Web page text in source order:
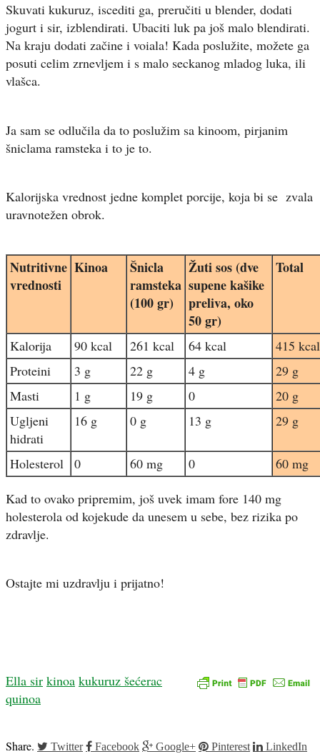
Skuvati kukuruz, iscediti ga, preručiti u blender, dodati
jogurt i sir, izblendirati. Ubaciti luk pa još malo blendirati.
Na kraju dodati začine i voiala! Kada poslužite, možete ga
posuti celim zrnevljem i s malo seckanog mladog luka, ili
vlašca.
Ja sam se odlučila da to poslužim sa kinoom, pirjanim
šniclama ramsteka i to je to.
Kalorijska vrednost jedne komplet porcije, koja bi se zvala
uravnotežen obrok.
Nutritivne
vrednosti
Kinoa
Šnicla
ramsteka
(100 gr)
Žuti sos (dve
supene kašike
preliva, oko
50 gr)
Total
Kalorija 90 kcal 261 kcal 64 kcal
415 kcal
Proteini
3 g 22 g 4 g
29 g
Masti
1 g 19 g 0
20 g
Ugljeni
hidrati
16 g 0 g 13 g 29 g
Holesterol 0 60 mg 0 60 mg
Kad to ovako pripremim, još uvek imam fore 140 mg
holesterola od kojekude da unesem u sebe, bez rizika po
zdravlje.
Ostajte mi uzdravlju i prijatno!
Ella sir kinoa kukuruz šećerac
quinoa
Share. Twitter Facebook Google+ Pinterest LinkedIn